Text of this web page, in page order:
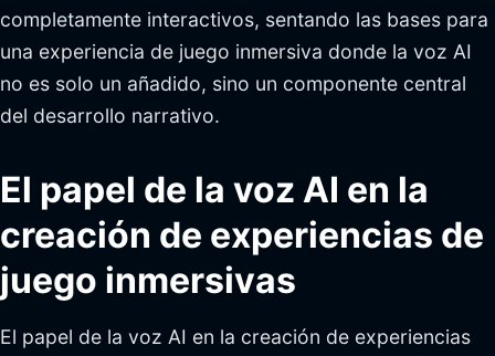
completamente interactivos, sentando las bases para
una experiencia de juego inmersiva donde la voz AI
no es solo un añadido, sino un componente central
del desarrollo narrativo.
El papel de la voz AI en la
creación de experiencias de
juego inmersivas
El papel de la voz AI en la creación de experiencias